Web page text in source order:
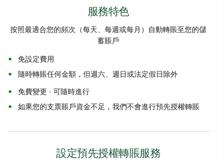
服務特色
按照最適合您的頻次（每天、每週或每月）自動轉賬至您的儲
蓄賬戶
免設定費用
隨時轉賬任何金額，但週六、週日或法定假日除外
免費變更 - 可隨時進行
如果您的支票賬戶資金不足，我們不會進行預先授權轉賬
設定預先授權轉賬服務